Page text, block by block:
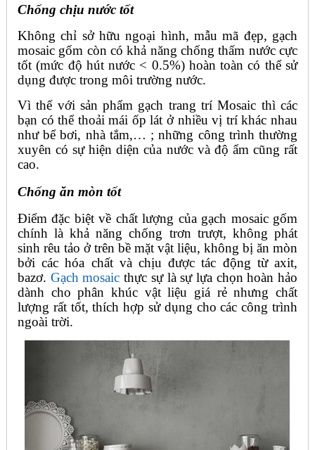
Chống chịu nước tốt
Không chỉ sở hữu ngoại hình, mẫu mã đẹp, gạch
mosaic gốm còn có khả năng chống thấm nước cực
tốt (mức độ hút nước < 0.5%) hoàn toàn có thể sử
dụng được trong môi trường nước.
Vì thế với sản phẩm gạch trang trí Mosaic thì các
bạn có thể thoải mái ốp lát ở nhiều vị trí khác nhau
như bể bơi, nhà tắm,… ; những công trình thường
xuyên có sự hiện diện của nước và độ ẩm cũng rất
cao.
Chống ăn mòn tốt
Điểm đặc biệt về chất lượng của gạch mosaic gốm
chính là khả năng chống trơn trượt, không phát
sinh rêu tảo ở trên bề mặt vật liệu, không bị ăn mòn
bởi các hóa chất và chịu được tác động từ axit,
bazơ. Gạch mosaic thực sự là sự lựa chọn hoàn hảo
dành cho phân khúc vật liệu giá rẻ nhưng chất
lượng rất tốt, thích hợp sử dụng cho các công trình
ngoài trời.